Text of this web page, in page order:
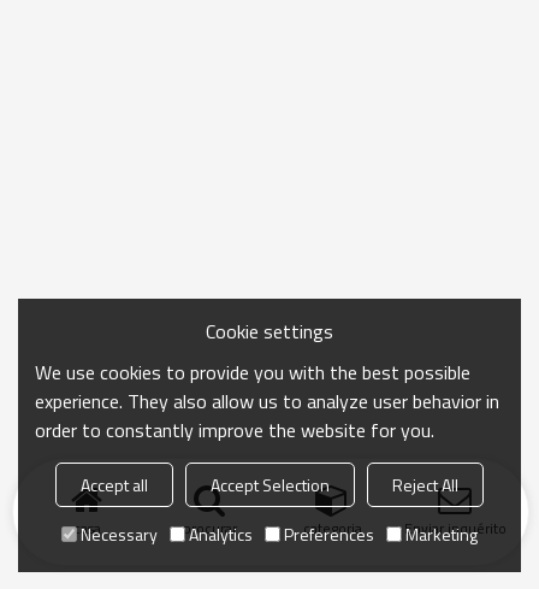
casa procurar categoria Enviar inquérito
Cookie settings
We use cookies to provide you with the best possible
experience. They also allow us to analyze user behavior in
order to constantly improve the website for you.
Accept all Accept Selection
Reject All
Necessary
Analytics Preferences Marketing